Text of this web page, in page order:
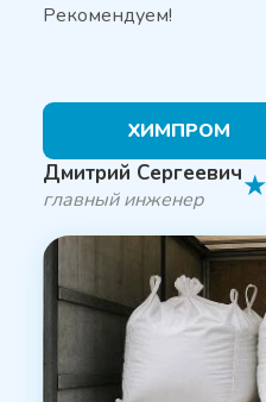
Рекомендуем!
ХИМПРОМ
Дмитрий Сергеевич
главный инженер ★